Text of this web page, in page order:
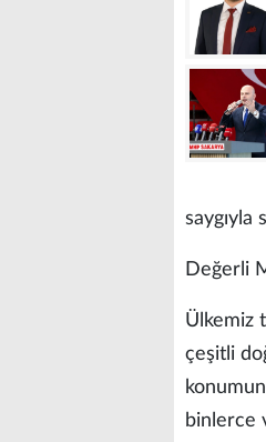
saygıyla
Değerli
Ülkemiz
çeşitli
binlerce